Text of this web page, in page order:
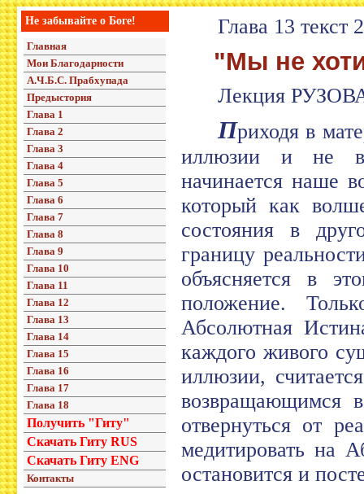
Не забывайте о Боге!
Главная
Мои Благодарности
А.Ч.Б.С. Прабхупада
Предыстория
Глава 1
Глава 2
Глава 3
Глава 4
Глава 5
Глава 6
Глава 7
Глава 8
Глава 9
Глава 10
Глава 11
Глава 12
Глава 13
Глава 14
Глава 15
Глава 16
Глава 17
Глава 18
Получить "Гиту"
Скачать Гиту RUS
Скачать Гиту ENG
Контакты
Глава 13 текст
"Мы не
Лекция
Приходя в
иллюзии и не
начинается наше
который как
состояния в
границу
объясняется в
положение.
Абсолютная
каждого живого
иллюзии,
возвращающимся
отвернуться от
медитировать на
остановится и